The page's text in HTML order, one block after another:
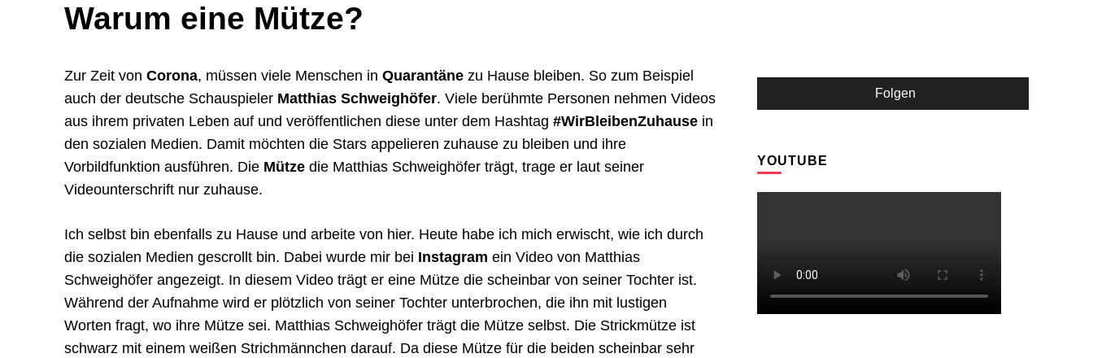
Warum eine Mütze?
Zur Zeit von Corona, müssen viele Menschen in Quarantäne zu Hause bleiben. So zum Beispiel
auch der deutsche Schauspieler Matthias Schweighöfer. Viele berühmte Personen nehmen Videos
aus ihrem privaten Leben auf und veröffentlichen diese unter dem Hashtag #WirBleibenZuhause in
den sozialen Medien. Damit möchten die Stars appelieren zuhause zu bleiben und ihre
Vorbildfunktion ausführen. Die Mütze die Matthias Schweighöfer trägt, trage er laut seiner
Videounterschrift nur zuhause.
Ich selbst bin ebenfalls zu Hause und arbeite von hier. Heute habe ich mich erwischt, wie ich durch
die sozialen Medien gescrollt bin. Dabei wurde mir bei Instagram ein Video von Matthias
Schweighöfer angezeigt. In diesem Video trägt er eine Mütze die scheinbar von seiner Tochter ist.
Während der Aufnahme wird er plötzlich von seiner Tochter unterbrochen, die ihn mit lustigen
Worten fragt, wo ihre Mütze sei. Matthias Schweighöfer trägt die Mütze selbst. Die Strickmütze ist
schwarz mit einem weißen Strichmännchen darauf. Da diese Mütze für die beiden scheinbar sehr
Folgen
YOUTUBE